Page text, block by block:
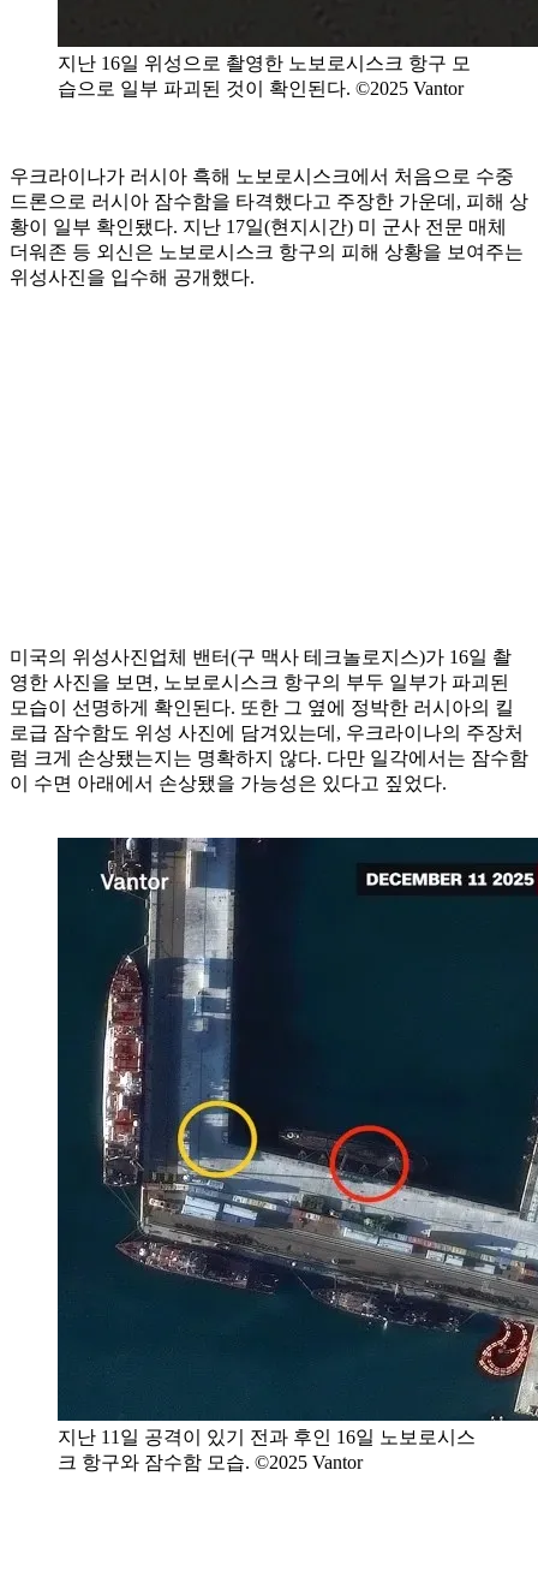
지난 16일 위성으로 촬영한 노보로시스크 항구 모
습으로 일부 파괴된 것이 확인된다. ©2025 Vantor
우크라이나가 러시아 흑해 노보로시스크에서 처음으로 수중
드론으로 러시아 잠수함을 타격했다고 주장한 가운데, 피해 상
황이 일부 확인됐다. 지난 17일(현지시간) 미 군사 전문 매체
더워존 등 외신은 노보로시스크 항구의 피해 상황을 보여주는
위성사진을 입수해 공개했다.
미국의 위성사진업체 밴터(구 맥사 테크놀로지스)가 16일 촬
영한 사진을 보면, 노보로시스크 항구의 부두 일부가 파괴된
모습이 선명하게 확인된다. 또한 그 옆에 정박한 러시아의 킬
로급 잠수함도 위성 사진에 담겨있는데, 우크라이나의 주장처
럼 크게 손상됐는지는 명확하지 않다. 다만 일각에서는 잠수함
이 수면 아래에서 손상됐을 가능성은 있다고 짚었다.
지난 11일 공격이 있기 전과 후인 16일 노보로시스
크 항구와 잠수함 모습. ©2025 Vantor